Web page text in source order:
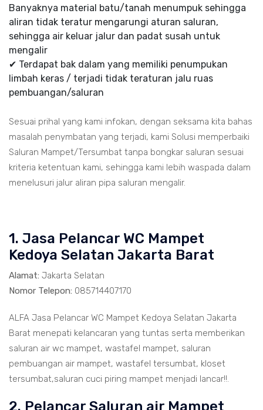
Banyaknya material batu/tanah menumpuk sehingga
aliran tidak teratur mengarungi aturan saluran,
sehingga air keluar jalur dan padat susah untuk
mengalir
✔ Terdapat bak dalam yang memiliki penumpukan
limbah keras / terjadi tidak teraturan jalu ruas
pembuangan/saluran
Sesuai prihal yang kami infokan, dengan seksama kita bahas
masalah penymbatan yang terjadi, kami Solusi memperbaiki
Saluran Mampet/Tersumbat tanpa bongkar saluran sesuai
kriteria ketentuan kami, sehingga kami lebih waspada dalam
menelusuri jalur aliran pipa saluran mengalir.
1. Jasa Pelancar WC Mampet
Kedoya Selatan Jakarta Barat
Alamat: Jakarta Selatan
Nomor Telepon: 085714407170
ALFA Jasa Pelancar WC Mampet Kedoya Selatan Jakarta
Barat menepati kelancaran yang tuntas serta memberikan
saluran air wc mampet, wastafel mampet, saluran
pembuangan air mampet, wastafel tersumbat, kloset
tersumbat,saluran cuci piring mampet menjadi lancar!!.
2. Pelancar Saluran air Mampet